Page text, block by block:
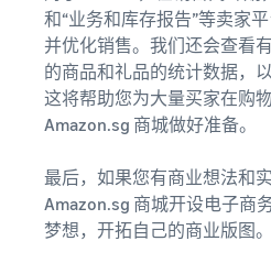
和“业务和库存报告”等卖家
并优化销售。我们还会查看
的商品和礼品的统计数据，
这将帮助您为大量买家在购
Amazon.sg 商城做好准备。
最后，如果您有商业想法和
Amazon.sg 商城开设电子商
梦想，开拓自己的商业版图。